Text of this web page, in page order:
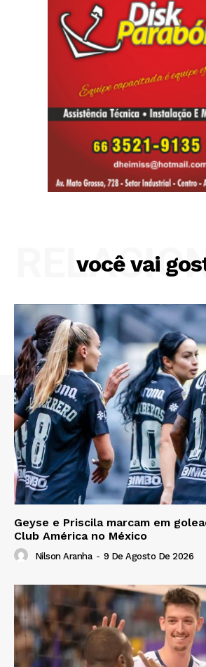
você vai
Geyse e Priscila marcam em
Club América no México
Nilson Aranha - 9 De Agosto De 2026